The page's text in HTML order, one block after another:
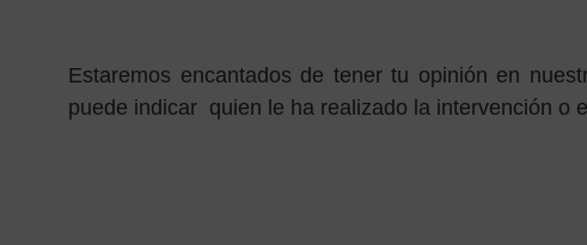
Estaremos encantados de tener tu opinión en
puede indicar quien le ha realizado la intervención o